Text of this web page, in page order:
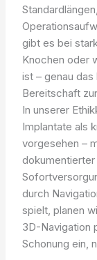
gibt es bei
Knochen oder
ist – genau das
Bereitschaft
In unserer
Implantate als
vorgesehen –
dokumentierter
durch
spielt, planen
3D-Navigation
Schonung ein,